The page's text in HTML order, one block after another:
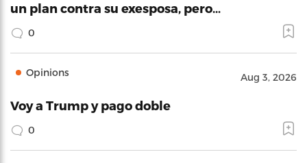
un plan contra su exesposa, pero…
0
Opinions Aug 3, 2026
Voy a Trump y pago doble
0